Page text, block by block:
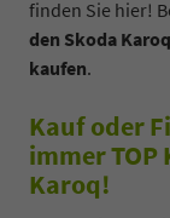
finden Sie hier!
den Skoda
kaufen.
Kauf oder
immer
Karoq!